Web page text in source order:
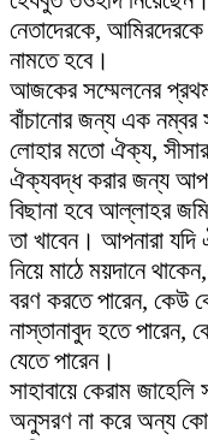
নেতাদেরকে,
নামতে হবে।
আজকের সম্মেলনের প্রথম
বাঁচানোর জন্য এক
লোহার মতো ঐক্য,
ঐক্যবদ্ধ করার জন্য
বিছানা হবে আল্লাহর
তা খাবেন। আপনারা
নিয়ে মাঠে ময়দানে
বরণ করতে পারেন, কেউ
নাস্তানাবুদ হতে পারেন,
যেতে পারেন।
সাহাবায়ে কেরাম
অনুসরণ না করে অন্য